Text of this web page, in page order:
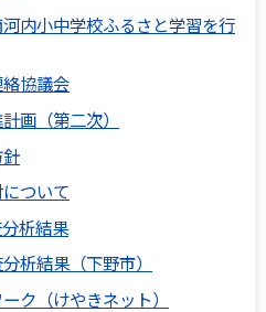
河内小中学校ふるさと学習を行
協議会
画（第二次）
ついて
析結果
析結果（下野市）
ク（けやきネット）